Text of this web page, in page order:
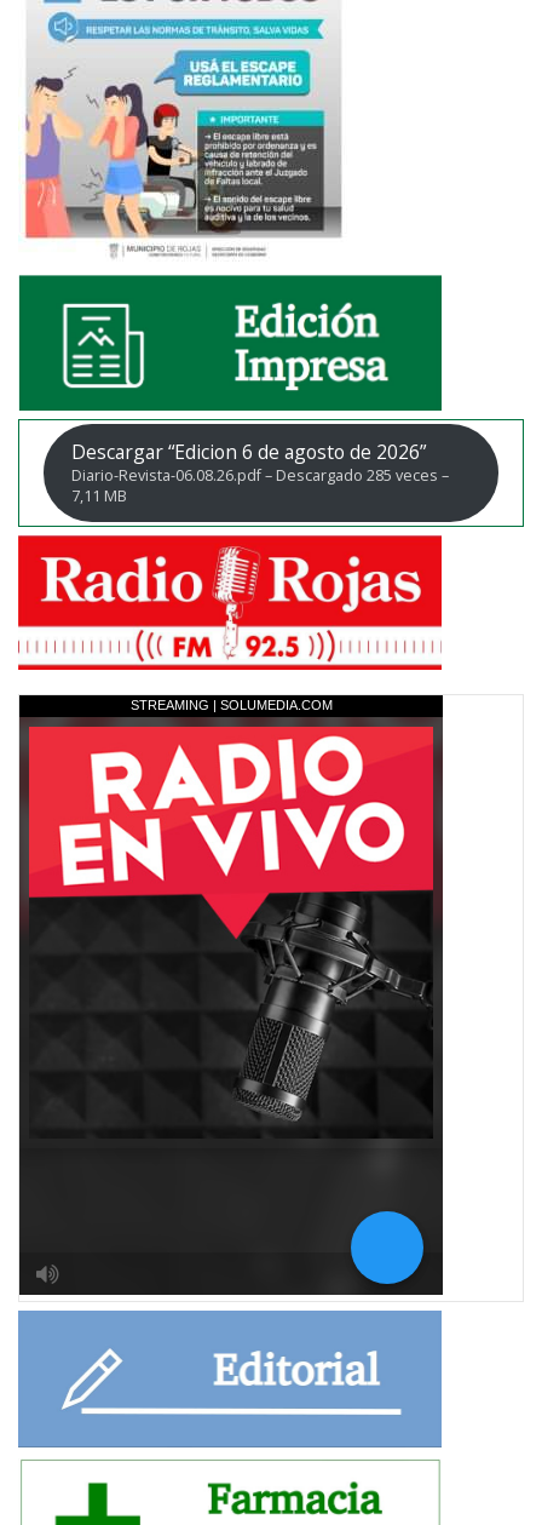
Descargar “Edicion 6 de agosto de 2026”
Diario-Revista-06.08.26.pdf – Descargado 285 veces –
7,11 MB